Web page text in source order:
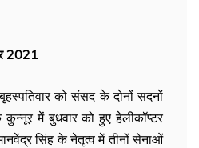
2021
को संसद के दोनों सदनों
में बुधवार को हुए हेलीकॉप्टर
सिंह के नेतृत्व में तीनों सेनाओं